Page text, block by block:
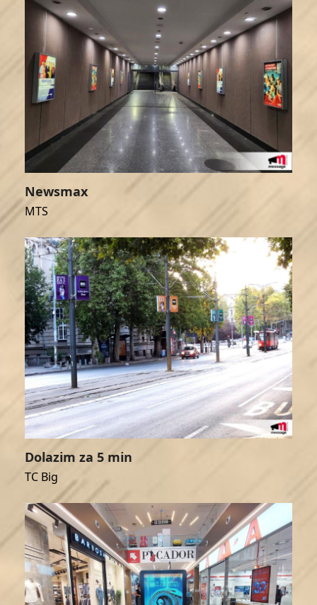
Newsmax
MTS
Dolazim za 5 min
TC Big